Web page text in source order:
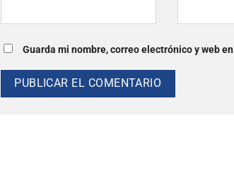
Guarda mi nombre, correo electrónico y web